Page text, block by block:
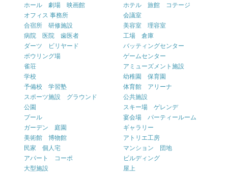
ホール 劇場 映画館
ホテル 旅館 コテージ
オフィス 事務所
会議室
合宿所 研修施設
美容室 理容室
病院 医院 歯医者
工場 倉庫
ダーツ ビリヤード
バッティングセンター
ボウリング場
ゲームセンター
雀荘
アミューズメント施設
学校
幼稚園 保育園
予備校 学習塾
体育館 アリーナ
スポーツ施設 グラウンド
公共施設
公園
スキー場 ゲレンデ
プール
宴会場 パーティールーム
ガーデン 庭園
ギャラリー
美術館 博物館
アトリエ工房
民家 個人宅
マンション 団地
アパート コーポ
ビルディング
大型施設
屋上